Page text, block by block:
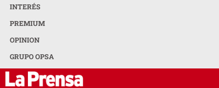
INTERÉS
PREMIUM
OPINION
GRUPO OPSA